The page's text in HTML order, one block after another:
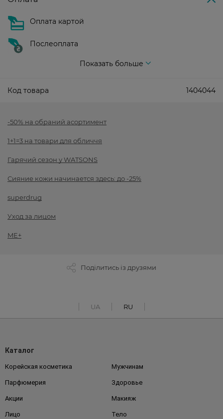
Оплата картой
Послеоплата
Показать больше
Код товара 1404044
-50% на обраний асортимент
1+1=3 на товари для обличчя
Гарячий сезон у WATSONS
Сияние кожи начинается здесь: до -25%
superdrug
Уход за лицом
ME+
Поділитись із друзями
UA RU
Каталог
Корейская косметика Мужчинам
Парфюмерия Здоровье
Акции Макияж
Лицо Тело